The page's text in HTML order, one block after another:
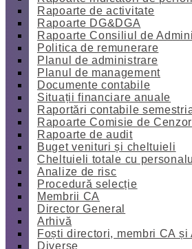
Rapoarte de activitate
Rapoarte DG&DGA
Rapoarte Consiliul de
Politica de remunerare
Planul de administrare
Planul de management
Documente contabile
Situații financiare anuale
Raportări contabile
Rapoarte Comisie de
Rapoarte de audit
Buget venituri și cheltuieli
Cheltuieli totale cu personalul
Analize de risc
Procedură selecție
Membrii CA
Director General
Arhivă
Foști directori, membri CA și
Diverse